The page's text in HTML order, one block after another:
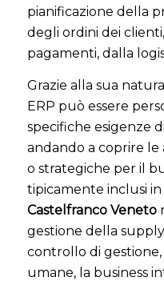
pianificazione della
degli ordini dei
pagamenti, dalla
Grazie alla sua
ERP può essere
specifiche esigenze
andando a coprire
o strategiche per il
tipicamente inclusi
Castelfranco Veneto
gestione della
controllo di
umane, la business